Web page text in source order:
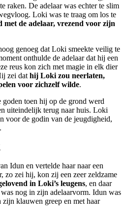
raken. De adelaar was echter te slim
Loki was te traag om los te
met de adelaar, vrezend voor zijn
genoeg dat Loki smeekte veilig te
onthulde de adelaar dat hij een
reus kon zich met magie in elk dier
zei dat hij Loki zou neerlaten,
voor zichzelf wilde.
goden toen hij op de grond werd
uiteindelijk terug naar huis. Loki
voor de godin van de jeugdigheid,
Idun en vertelde haar naar een
zo zei hij, kon zij een zeer zeldzame
in Loki’s leugens, en daar
nog in zijn adelaarvorm. Idun was
zijn klauwen greep en met haar